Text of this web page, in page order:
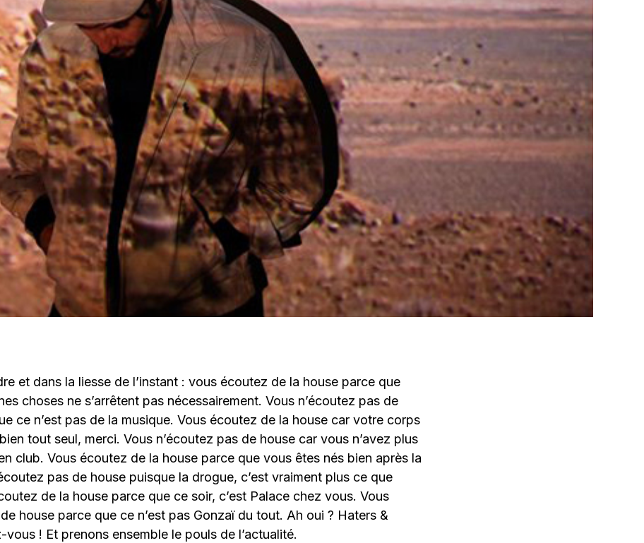
et dans la liesse de l’instant : vous écoutez de la house parce que
choses ne s’arrêtent pas nécessairement. Vous n’écoutez pas de
ce n’est pas de la musique. Vous écoutez de la house car votre corps
tout seul, merci. Vous n’écoutez pas de house car vous n’avez plus
club. Vous écoutez de la house parce que vous êtes nés bien après la
pas de house puisque la drogue, c’est vraiment plus ce que
de la house parce que ce soir, c’est Palace chez vous. Vous
house parce que ce n’est pas Gonzaï du tout. Ah oui ? Haters &
vous ! Et prenons ensemble le pouls de l’actualité.